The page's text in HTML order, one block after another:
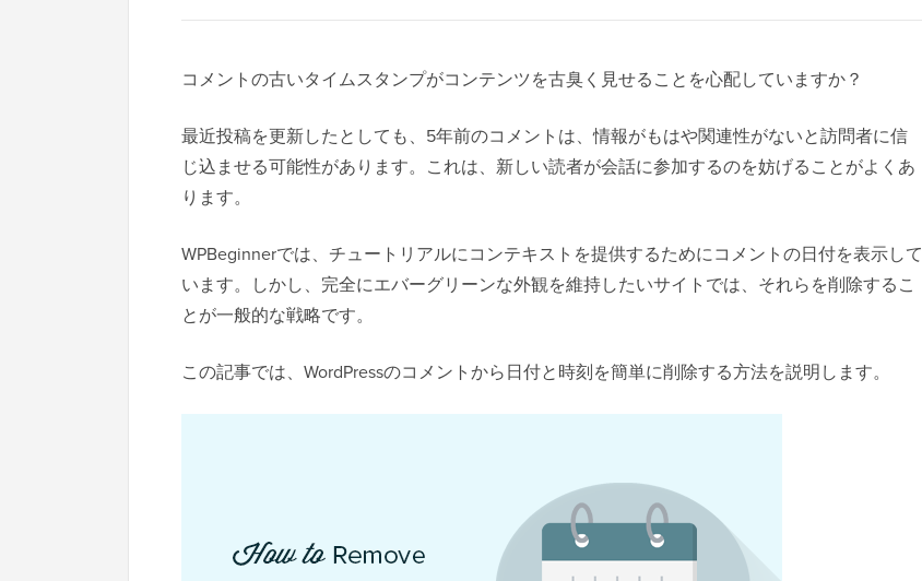
コメントの古いタイムスタンプがコンテンツを古臭く見せることを心配していますか？
最近投稿を更新したとしても、5年前のコメントは、情報がもはや関連性がないと訪問者に信
じ込ませる可能性があります。これは、新しい読者が会話に参加するのを妨げることがよくあ
ります。
WPBeginnerでは、チュートリアルにコンテキストを提供するためにコメントの日付を表示して
います。しかし、完全にエバーグリーンな外観を維持したいサイトでは、それらを削除するこ
とが一般的な戦略です。
この記事では、WordPressのコメントから日付と時刻を簡単に削除する方法を説明します。